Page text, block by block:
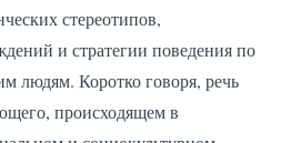
стереотипов,
и стратегии поведения по
Коротко говоря, речь
происходящем в